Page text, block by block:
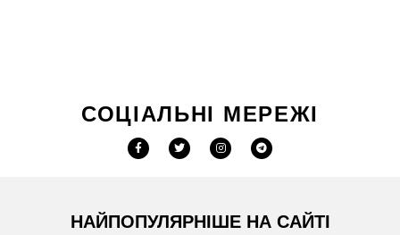
СОЦІАЛЬНІ МЕРЕЖІ
НАЙПОПУЛЯРНІШЕ НА САЙТІ